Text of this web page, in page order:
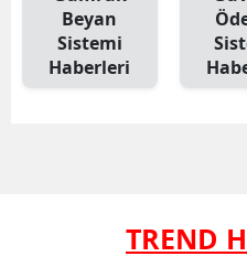
Beyan
Sistemi
Haberleri
TREND